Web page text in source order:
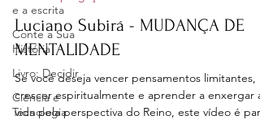
e a escrita
Conte a Sua
História
Livro: Decidir
Ciência e
Tecnologia
Luciano Subirá - MUDANÇA DE
MENTALIDADE
Se você deseja vencer pensamentos limitantes,
crescer espiritualmente e aprender a enxergar a
vida pela perspectiva do Reino, este vídeo é para